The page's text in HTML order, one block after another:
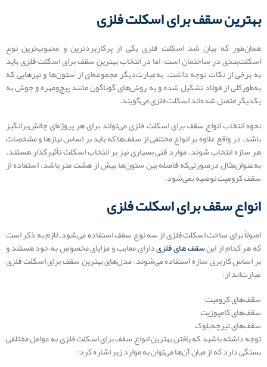
بهترین سقف برای اسکلت فلزی
همان‌طور که بیان شد اسکلت فلزی یکی از پرکاربرد‌ترین و محبوب‌ترین نوع
اسکلت‌بندی در ساختمان است؛ اما در انتخاب بهترین سقف برای اسکلت فلزی باید
به برخی از نکات توجه داشت. به‌عبارت‌دیگر مجموعه‌ای از ستون‌ها و تیرهایی که
به‌طورکلی از فولاد تشکیل شده و به روش‌های گوناگون مانند پیچ‌ومهره و جوش به
یکدیگر متصل شده‌اند اسکلت فلزی می‌گویند.
نحوه انتخاب انواع سقف برای اسکلت فلزی می‌تواند برای هر پروژه‌ای چالش‌برانگیز
باشد. در واقع علاوه بر انواع مختلفی از سقف‌ها که باید بر اساس نیازها و مشخصات
هر سازه انتخاب شوند، موارد فنی بسیاری نیز بر انتخاب اسکلت تأثیرگذار هستند.
به‌عنوان‌مثال درصورتی‌که فاصله بین ستون‌ها بیش از هشت متر باشد، استفاده از
سقف کرومیت توصیه نمی‌شود.
انواع سقف برای اسکلت فلزی
اصولاً برای ساخت اسکلت فلزی از سه نوع سقف استفاده می‌شود. لازم به ذکر است
که هر کدام از اینسقف‌ های فلزیدارای معایب و مزایای مخصوص به خود هستند و
بر اساس کاربری سازه استفاده می‌شوند. مدل‌های بهترین سقف برای اسکلت فلزی
عبارت‌اند از:
سقف‌های کرومیت
سقف‌های کامپوزیت
سقف‌های تیرچه‌بلوک
توجه داشته باشید که یافتن بهترین انواع سقف برای اسکلت فلزی به عوامل مختلفی
بستگی دارد که از میان آن‌ها می‌توان به موارد زیر اشاره کرد: